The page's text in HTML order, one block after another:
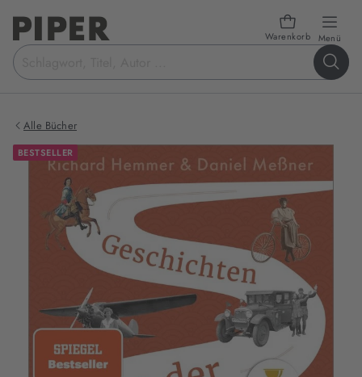
Warenkorb Menü
Suchbegriff
eingeben
Alle Bücher
BESTSELLER
Produktbilder
zum
Buch